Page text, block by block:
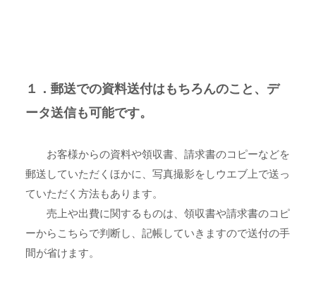
１．郵送での資料送付はもちろんのこと、デ
ータ送信も可能です。
お客様からの資料や領収書、請求書のコピーなどを
郵送していただくほかに、写真撮影をしウエブ上で送っ
ていただく方法もあります。
売上や出費に関するものは、領収書や請求書のコピ
ーからこちらで判断し、記帳していきますので送付の手
間が省けます。